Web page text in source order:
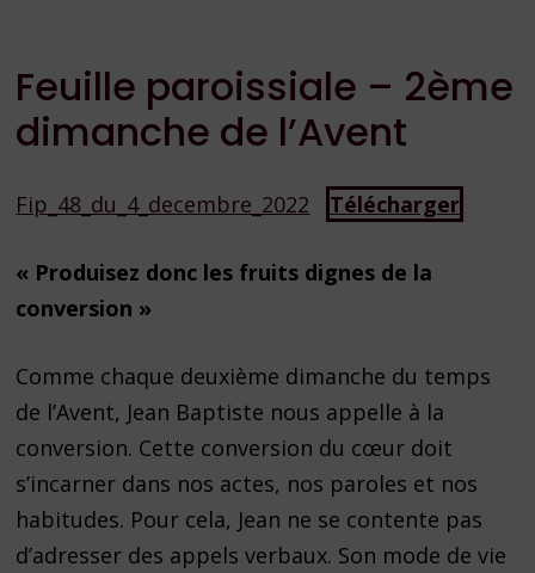
Feuille paroissiale – 2ème
dimanche de l’Avent
Fip_48_du_4_decembre_2022 Télécharger
« Produisez donc les fruits dignes de la
conversion »
Comme chaque deuxième dimanche du temps
de l’Avent, Jean Baptiste nous appelle à la
conversion. Cette conversion du cœur doit
s’incarner dans nos actes, nos paroles et nos
habitudes. Pour cela, Jean ne se contente pas
d’adresser des appels verbaux. Son mode de vie